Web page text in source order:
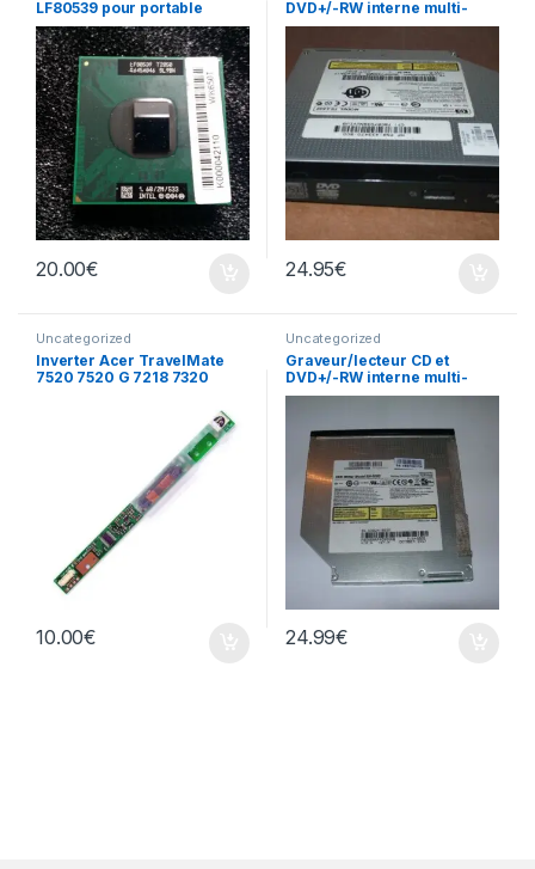
LF80539 pour portable
20.00€
DVD+/-RW interne multi-
recorder portable TS-L632
24.95€
Uncategorized
Inverter Acer TravelMate
7520 7520 G 7218 7320
10.00€
Uncategorized
Graveur/lecteur CD et
DVD+/-RW interne multi-
recorder portable SN-S082
24.99€